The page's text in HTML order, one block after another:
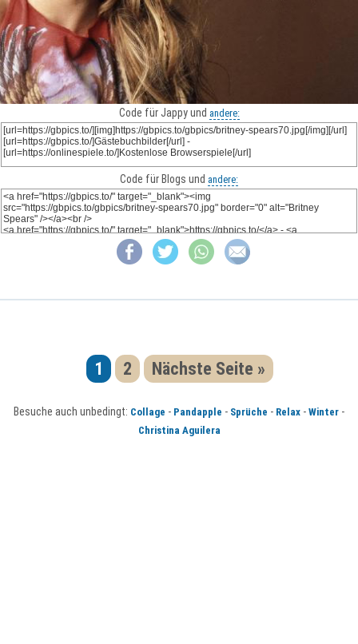
Code für Jappy und andere:
Code für Blogs und andere:
1 2 Nächste Seite »
Besuche auch unbedingt: Collage - Pandapple - Sprüche - Relax - Winter -
Christina Aguilera